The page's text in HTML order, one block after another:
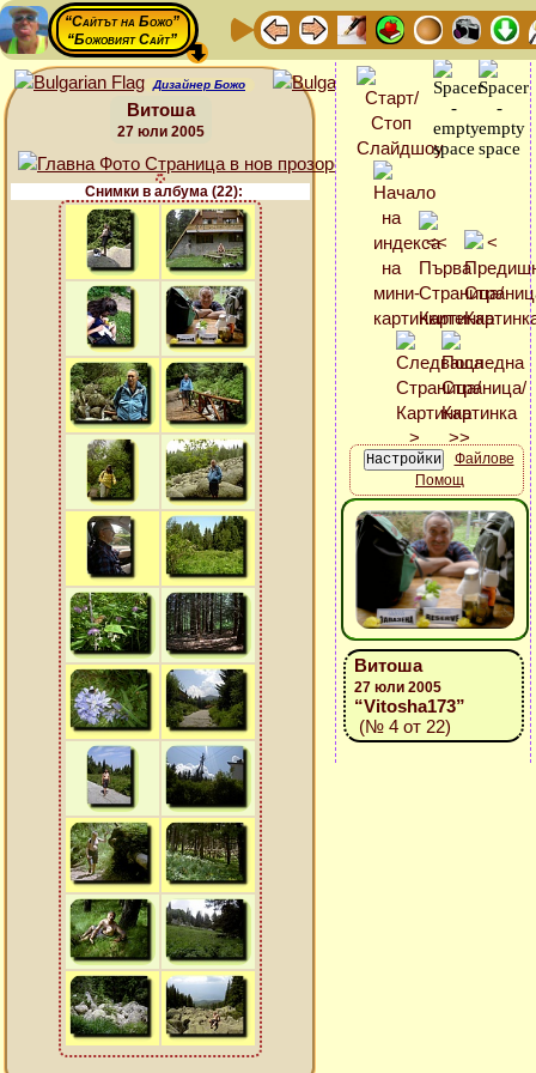
“Сайтът на Божо”
“Божовият Сайт”
Дизайнер Божо
Витоша
27 юли 2005
Снимки в албума (22):
Файлове
Помощ
Витоша
27 юли 2005
“Vitosha173”
(№ 4 от 22)